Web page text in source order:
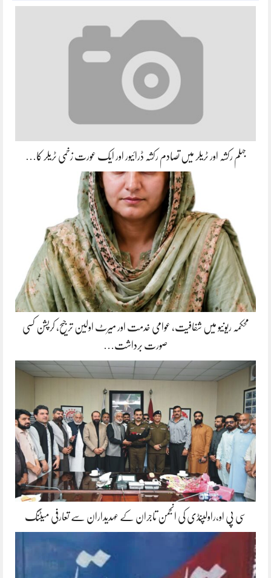
جہلم رکشہ اور ٹریلر میں تصادم رکشہ ڈرائیور اور ایک عورت زخمی ٹریلر کا…
محکمہ ریونیو میں شفافیت، عوامی خدمت اور میرٹ اولین ترجیح، کرپشن کسی
صورت برداشت…
سی پی او،راولپنڈی کی انجمن تاجران کے عہدیداران سے تعارفی میٹنگ